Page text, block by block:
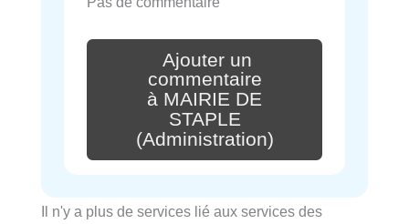
Ajouter un
commentaire
à MAIRIE DE
STAPLE
(Administration)
Il n'y a plus de services lié aux services des